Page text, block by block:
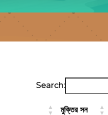
Search:
মুক্তির সন